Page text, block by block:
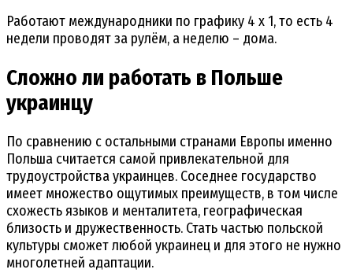
Работают международники по графику 4 х 1, то есть 4
недели проводят за рулём, а неделю – дома.
Сложно ли работать в Польше
украинцу
По сравнению с остальными странами Европы именно
Польша считается самой привлекательной для
трудоустройства украинцев. Соседнее государство
имеет множество ощутимых преимуществ, в том числе
схожесть языков и менталитета, географическая
близость и дружественность. Стать частью польской
культуры сможет любой украинец и для этого не нужно
многолетней адаптации.